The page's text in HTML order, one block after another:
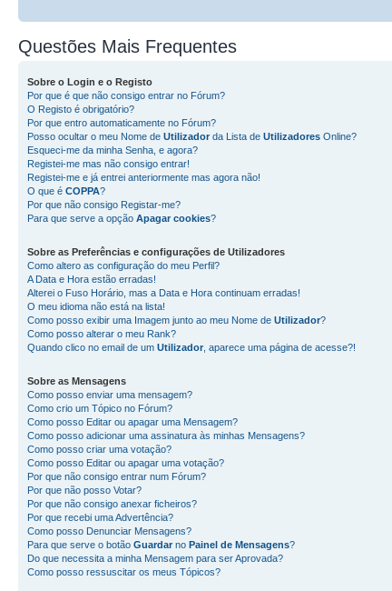
Questões Mais Frequentes
Sobre o Login e o Registo
Por que é que não consigo entrar no Fórum?
O Registo é obrigatório?
Por que entro automaticamente no Fórum?
Posso ocultar o meu Nome de Utilizador da Lista de Utilizadores Online?
Esqueci-me da minha Senha, e agora?
Registei-me mas não consigo entrar!
Registei-me e já entrei anteriormente mas agora não!
O que é COPPA?
Por que não consigo Registar-me?
Para que serve a opção Apagar cookies?
Sobre as Preferências e configurações de Utilizadores
Como altero as configuração do meu Perfil?
A Data e Hora estão erradas!
Alterei o Fuso Horário, mas a Data e Hora continuam erradas!
O meu idioma não está na lista!
Como posso exibir uma Imagem junto ao meu Nome de Utilizador?
Como posso alterar o meu Rank?
Quando clico no email de um Utilizador , aparece uma página de acesse?!
Sobre as Mensagens
Como posso enviar uma mensagem?
Como crio um Tópico no Fórum?
Como posso Editar ou apagar uma Mensagem?
Como posso adicionar uma assinatura às minhas Mensagens?
Como posso criar uma votação?
Como posso Editar ou apagar uma votação?
Por que não consigo entrar num Fórum?
Por que não posso Votar?
Por que não consigo anexar ficheiros?
Por que recebi uma Advertência?
Como posso Denunciar Mensagens?
Para que serve o botão Guardar no Painel de Mensagens?
Do que necessita a minha Mensagem para ser Aprovada?
Como posso ressuscitar os meus Tópicos?